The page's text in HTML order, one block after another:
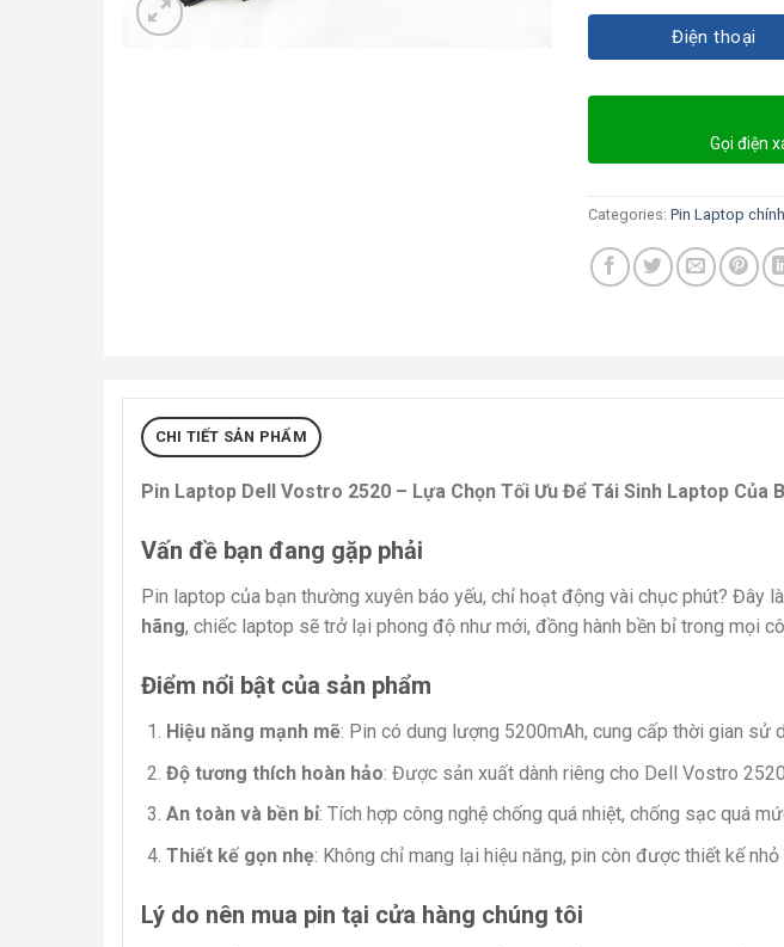
Điện thoại
Gọi điện
Categories: Pin Laptop
CHI TIẾT SẢN PHẨM
Pin Laptop Dell Vostro 2520 – Lựa Chọn Tối Ưu Để Tái Sinh Laptop Của
Vấn đề bạn đang gặp phải
Pin laptop của bạn thường xuyên báo yếu, chỉ hoạt động vài chục phút? Đây
hãng, chiếc laptop sẽ trở lại phong độ như mới, đồng hành bền bỉ trong mọi
Điểm nổi bật của sản phẩm
Hiệu năng mạnh mẽ: Pin có dung lượng 5200mAh, cung cấp thời gian sử
Độ tương thích hoàn hảo: Được sản xuất dành riêng cho Dell Vostro
An toàn và bền bỉ: Tích hợp công nghệ chống quá nhiệt, chống sạc quá
Thiết kế gọn nhẹ: Không chỉ mang lại hiệu năng, pin còn được thiết kế
Lý do nên mua pin tại cửa hàng chúng tôi